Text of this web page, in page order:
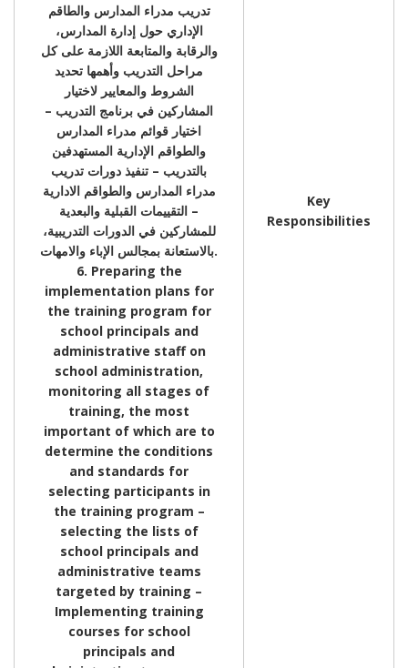
تدريب مدراء المدارس والطاقم
الإداري حول إدارة المدارس،
والرقابة والمتابعة اللازمة على كل
مراحل التدريب وأهمها تحديد
الشروط والمعايير لاختيار
المشاركين في برنامج التدريب –
اختيار قوائم مدراء المدارس
والطواقم الإدارية المستهدفين
بالتدريب – تنفيذ دورات تدريب
مدراء المدارس والطواقم الادارية
– التقييمات القبلية والبعدية
للمشاركين في الدورات التدريبية،
بالاستعانة بمجالس الإباء والامهات.
6. Preparing the
implementation plans for
the training program for
school principals and
administrative staff on
school administration,
monitoring all stages of
training, the most
important of which are to
determine the conditions
and standards for
selecting participants in
the training program –
selecting the lists of
school principals and
administrative teams
targeted by training –
Implementing training
courses for school
principals and
Key
Responsibilities